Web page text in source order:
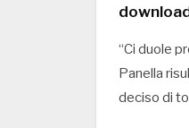
“Ci duole
Panella
deciso di